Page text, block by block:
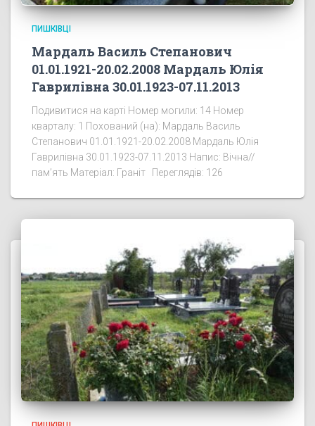
ПИШКІВЦІ
Мардаль Василь Степанович
01.01.1921-20.02.2008 Мардаль Юлія
Гаврилівна 30.01.1923-07.11.2013
Подивитися на карті Номер могили: 14 Номер
кварталу: 1 Похований (на): Мардаль Василь
Степанович 01.01.1921-20.02.2008 Мардаль Юлія
Гаврилівна 30.01.1923-07.11.2013 Напис: Вічна//
пам’ять Матеріал: Граніт Переглядів: 126